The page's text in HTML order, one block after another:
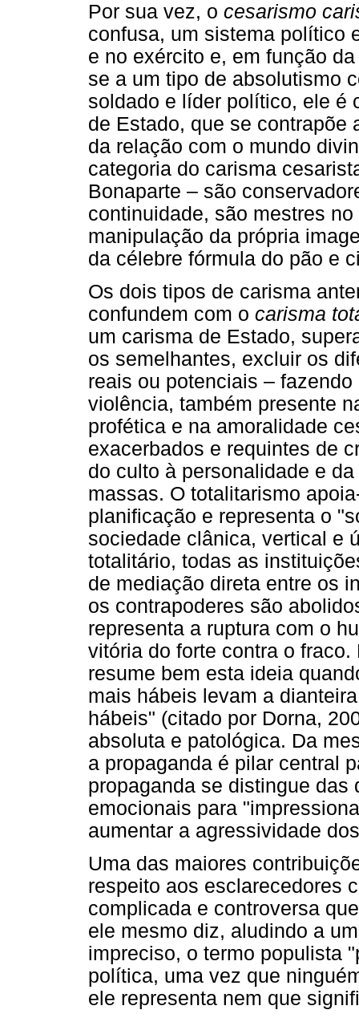
Por sua vez, o cesarismo
confusa, um sistema político
e no exército e, em função
se a um tipo de absolutismo
soldado e líder político, ele é
de Estado, que se contrapõe
da relação com o mundo
categoria do carisma
Bonaparte – são
continuidade, são mestres
manipulação da própria
da célebre fórmula do pão e
Os dois tipos de carisma
confundem com o carisma
um carisma de Estado,
os semelhantes, excluir os
reais ou potenciais –
violência, também presente
profética e na amoralidade
exacerbados e requintes de
do culto à personalidade e
massas. O totalitarismo
planificação e representa o
sociedade clânica, vertical e
totalitário, todas as
de mediação direta entre os
os contrapoderes são
representa a ruptura com o
vitória do forte contra o
resume bem esta ideia
mais hábeis levam a
hábeis" (citado por Dorna,
absoluta e patológica. Da
a propaganda é pilar central
propaganda se distingue
emocionais para
aumentar a agressividade
Uma das maiores
respeito aos esclarecedores
complicada e controversa
ele mesmo diz, aludindo a
impreciso, o termo populista
política, uma vez que
ele representa nem que